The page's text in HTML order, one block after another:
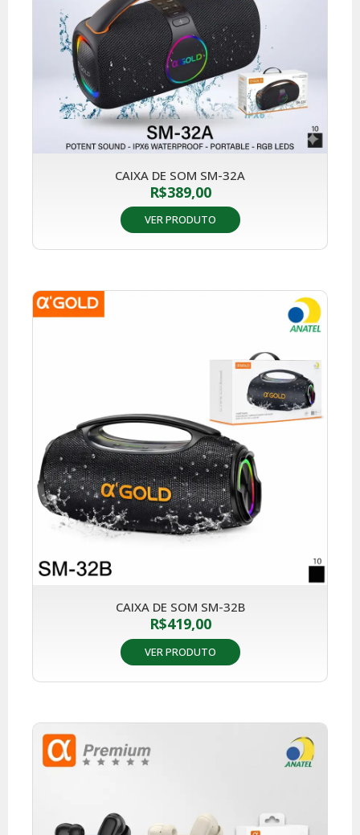
CAIXA DE SOM SM-32A
R$389,00
VER PRODUTO
CAIXA DE SOM SM-32B
R$419,00
VER PRODUTO